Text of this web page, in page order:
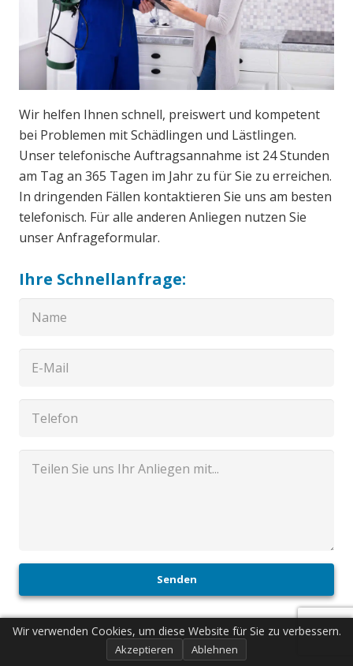
Wir helfen Ihnen schnell, preiswert und kompetent
bei Problemen mit Schädlingen und Lästlingen.
Unser telefonische Auftragsannahme ist 24 Stunden
am Tag an 365 Tagen im Jahr zu für Sie zu erreichen.
In dringenden Fällen kontaktieren Sie uns am besten
telefonisch. Für alle anderen Anliegen nutzen Sie
unser Anfrageformular.
Ihre Schnellanfrage:
Senden
Wir verwenden Cookies, um diese Website für Sie zu verbessern.
Akzeptieren Ablehnen